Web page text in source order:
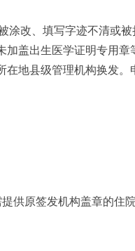
涂改、填写字迹不清或被
盖出生医学证明专用章
地县级管理机构换发。
供原签发机构盖章的住